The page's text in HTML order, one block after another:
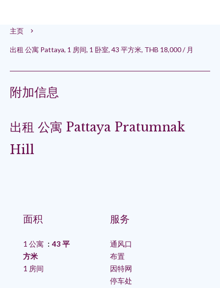
主页
出租 公寓 Pattaya, 1 房间, 1 卧室, 43 平方米, THB 18,000 / 月
附加信息
出租 公寓 Pattaya Pratumnak
Hill
面积
1 公寓
43 平
方米
1 房间
服务
通风口
布置
因特网
停车处